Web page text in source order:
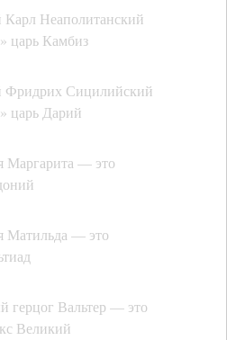
Неаполитанский
царь Камбиз
Фридрих Сицилийский
царь Дарий
Маргарита — это
Матильда — это
герцог Вальтер — это
Великий